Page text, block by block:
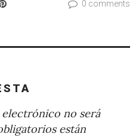
Pinterest 0 comments
no será
están